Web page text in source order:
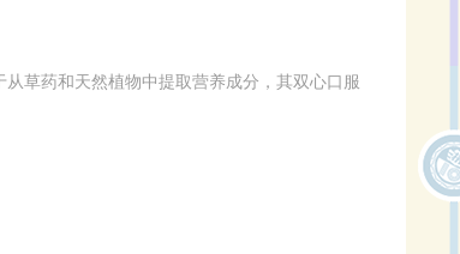
草药和天然植物中提取营养成分，其双心口服